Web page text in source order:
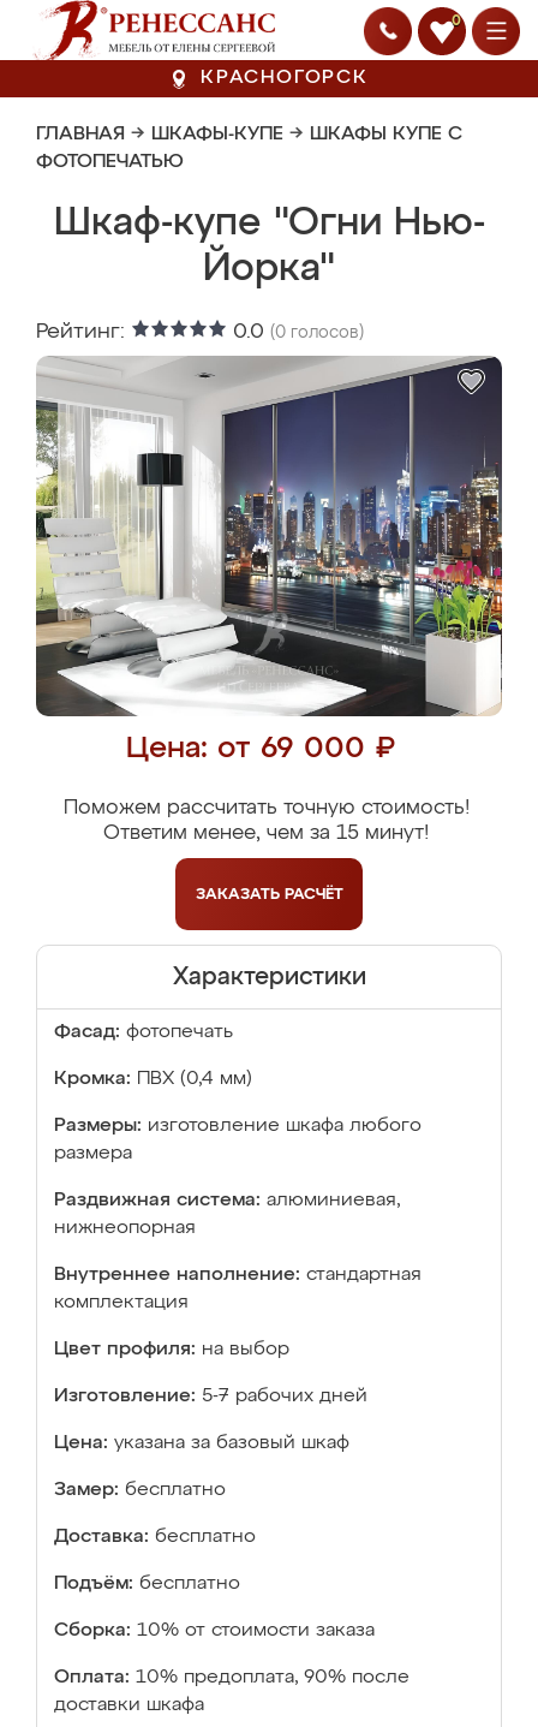
0
КРАСНОГОРСК
ГЛАВНАЯ → ШКАФЫ-КУПЕ → ШКАФЫ КУПЕ С
ФОТОПЕЧАТЬЮ
Шкаф-купе "Огни Нью-
Йорка"
Рейтинг: 0.0 (0 голосов)
Цена: от 69 000 ₽
Поможем рассчитать точную стоимость!
Ответим менее, чем за 15 минут!
ЗАКАЗАТЬ РАСЧЁТ
Характеристики
Фасад: фотопечать
Кромка: ПВХ (0,4 мм)
Размеры: изготовление шкафа любого
размера
Раздвижная система: алюминиевая,
нижнеопорная
Внутреннее наполнение: стандартная
комплектация
Цвет профиля: на выбор
Изготовление: 5-7 рабочих дней
Цена: указана за базовый шкаф
Замер: бесплатно
Доставка: бесплатно
Подъём: бесплатно
Сборка: 10% от стоимости заказа
Оплата: 10% предоплата, 90% после
доставки шкафа